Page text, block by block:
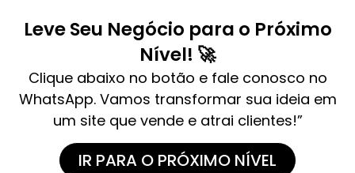
Leve Seu Negócio para o Próximo
Nível! 🚀
Clique abaixo no botão e fale conosco no
WhatsApp. Vamos transformar sua ideia em
um site que vende e atrai clientes!”
IR PARA O PRÓXIMO NÍVEL